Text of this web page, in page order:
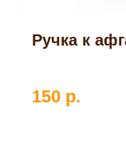
Ручка к
150 р.